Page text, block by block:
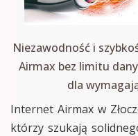
Niezawodność i
Airmax bez limitu
dla
Internet Airmax w
którzy szukają